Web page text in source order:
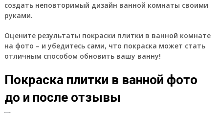
создать неповторимый дизайн ванной комнаты своими
руками.
Оцените результаты покраски плитки в ванной комнате
на фото – и убедитесь сами, что покраска может стать
отличным способом обновить вашу ванну!
Покраска плитки в ванной фото
до и после отзывы